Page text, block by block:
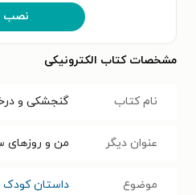
نصب
مشخصات کتاب الکترونیکی
نام کتاب گنجشکی و
عنوان دیگر من و روزهای
موضوع داستان کودک